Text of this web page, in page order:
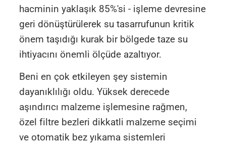
hacminin yaklaşık 85%'si - işleme devresine
geri dönüştürülerek su tasarrufunun kritik
önem taşıdığı kurak bir bölgede taze su
ihtiyacını önemli ölçüde azaltıyor.
Beni en çok etkileyen şey sistemin
dayanıklılığı oldu. Yüksek derecede
aşındırıcı malzeme işlemesine rağmen,
özel filtre bezleri dikkatli malzeme seçimi
ve otomatik bez yıkama sistemleri